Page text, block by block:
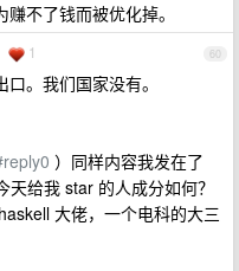
不了钱而被优化掉。
60
1
。我们国家没有。
）同样内容我发在了
给我 star 的人成分如何？
大佬，一个电科的大三